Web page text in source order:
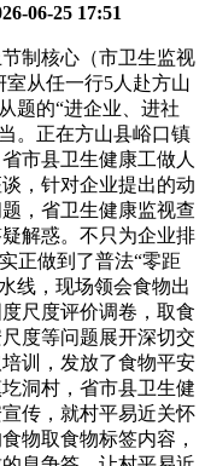
06-25 17:51
制核心（市卫生监视
从任一行5人赴方山
题的“进企业、进社
。正在方山县峪口镇
市县卫生健康工做人
，针对企业提出的动
，省卫生健康监视查
解惑。不只为企业排
正做到了普法“零距
线，现场领会食物出
尺度评价调卷，取食
度等问题展开深切交
训，发放了食物平安
洞村，省市县卫生健
传，就村平易近关怀
物取食物标签内容，